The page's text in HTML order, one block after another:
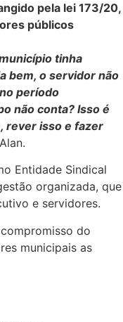
pela lei 173/20,
públicos
tinha
bem, o servidor não
período
não conta? Isso é
rever isso e fazer
Entidade Sindical
organizada, que
e servidores.
do
municipais as